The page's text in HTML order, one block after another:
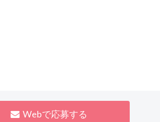
Webで応募する